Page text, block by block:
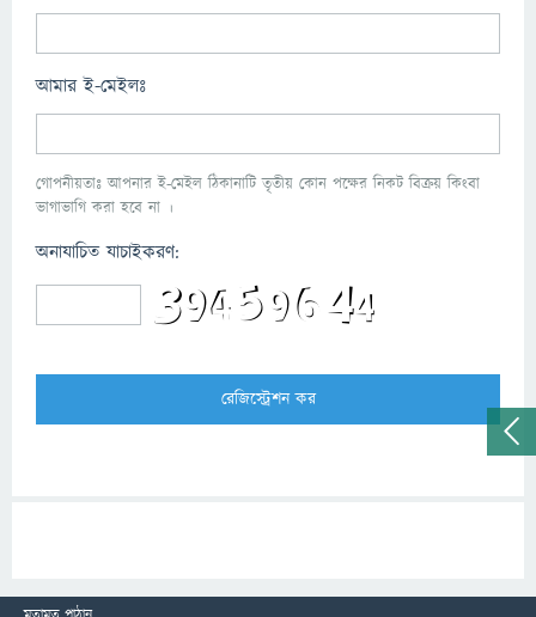
আমার ই-মেইলঃ
গোপনীয়তাঃ আপনার ই-মেইল ঠিকানাটি তৃতীয় কোন পক্ষের নিকট বিক্রয় কিংবা
ভাগাভাগি করা হবে না ।
অনাযাচিত যাচাইকরণ: